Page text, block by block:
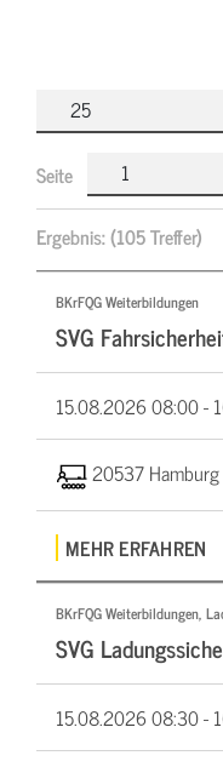
Seite
Ergebnis:(105 Treffer)
BKrFQG Weiterbildungen
SVG
15.08.202608:00 -
20537 Hamburg
MEHR ERFAHREN
BKrFQG Weiterbildungen,
SVG
15.08.202608:30 -